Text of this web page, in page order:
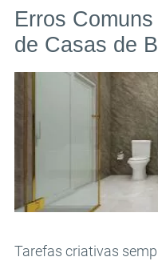
Faça
E-mail
Senha
Enviaremos um e-mail
Um link de
Erros
de Casas de
Tarefas criativas